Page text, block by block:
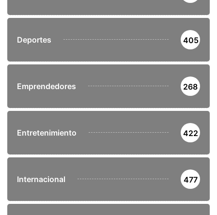
Deportes 405
Emprendedores 268
Entretenimiento 422
Internacional 477